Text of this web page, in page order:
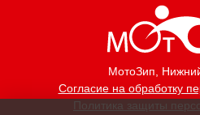
МотоЗип,
Согласие на обработку
Политика защиты